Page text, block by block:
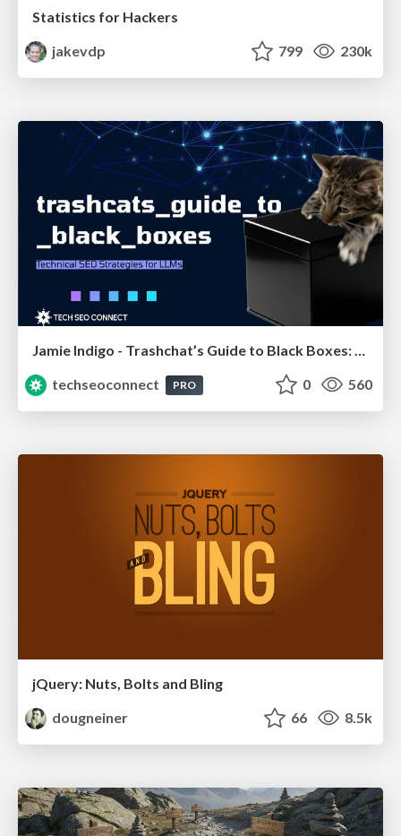
Statistics for Hackers
jakevdp
799 230k
Jamie Indigo - Trashchat’s Guide to Black Boxes: Technical SEO Tactics for LLMs
techseoconnect
PRO 0 560
jQuery: Nuts, Bolts and Bling
dougneiner
66 8.5k